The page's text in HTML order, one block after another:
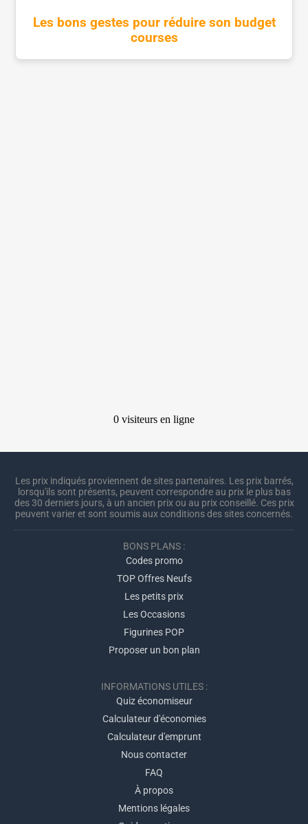
Les bons gestes pour réduire son budget
courses
Les prix indiqués proviennent de sites partenaires. Les prix barrés,
lorsqu'ils sont présents, peuvent correspondre au prix le plus bas
des 30 derniers jours, à un ancien prix ou au prix conseillé. Ces prix
peuvent varier et sont soumis aux conditions des sites concernés.
BONS PLANS :
Codes promo
TOP Offres Neufs
Les petits prix
Les Occasions
Figurines POP
Proposer un bon plan
INFORMATIONS UTILES :
Quiz économiseur
Calculateur d'économies
Calculateur d'emprunt
Nous contacter
FAQ
À propos
Mentions légales